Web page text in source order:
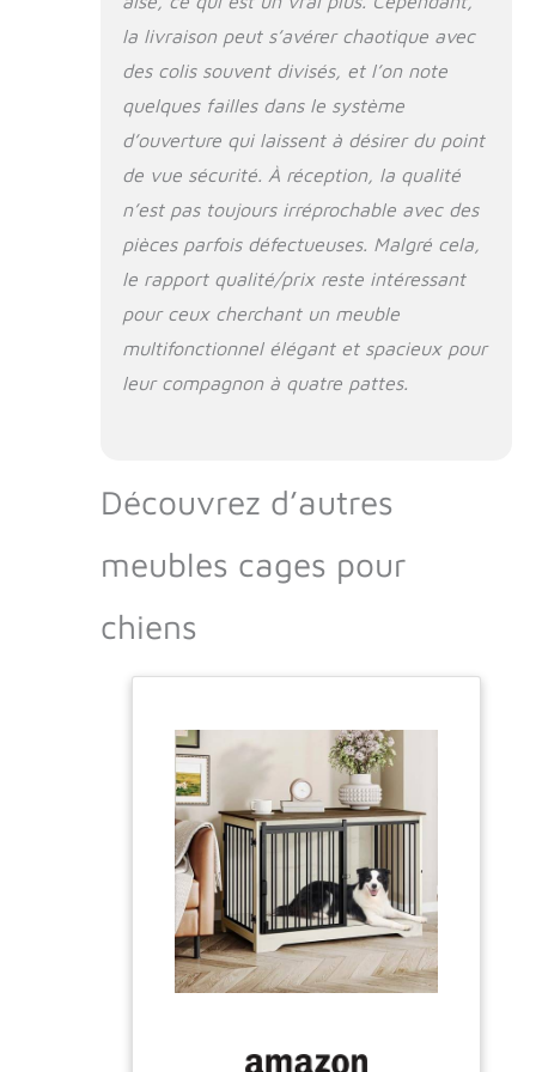
la livraison peut s’avérer chaotique avec
des colis souvent divisés, et l’on note
quelques failles dans le système
d’ouverture qui laissent à désirer du point
de vue sécurité. À réception, la qualité
n’est pas toujours irréprochable avec des
pièces parfois défectueuses. Malgré cela,
le rapport qualité/prix reste intéressant
pour ceux cherchant un meuble
multifonctionnel élégant et spacieux pour
leur compagnon à quatre pattes.
Découvrez d’autres
meubles cages pour
chiens